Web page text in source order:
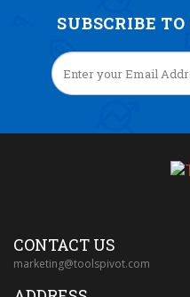
SUBSCRIBE
CONTACT US
marketing@toolspivot.com